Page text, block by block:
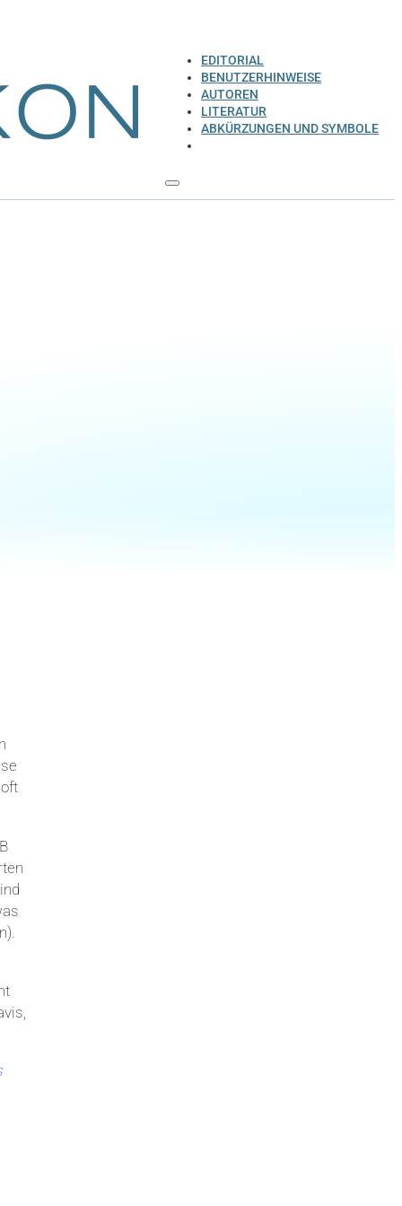
EDITORIAL
BENUTZERHINWEISE
AUTOREN
LITERATUR
ABKÜRZUNGEN UND SYMBOLE